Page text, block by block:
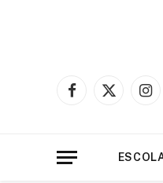
Facebook
X